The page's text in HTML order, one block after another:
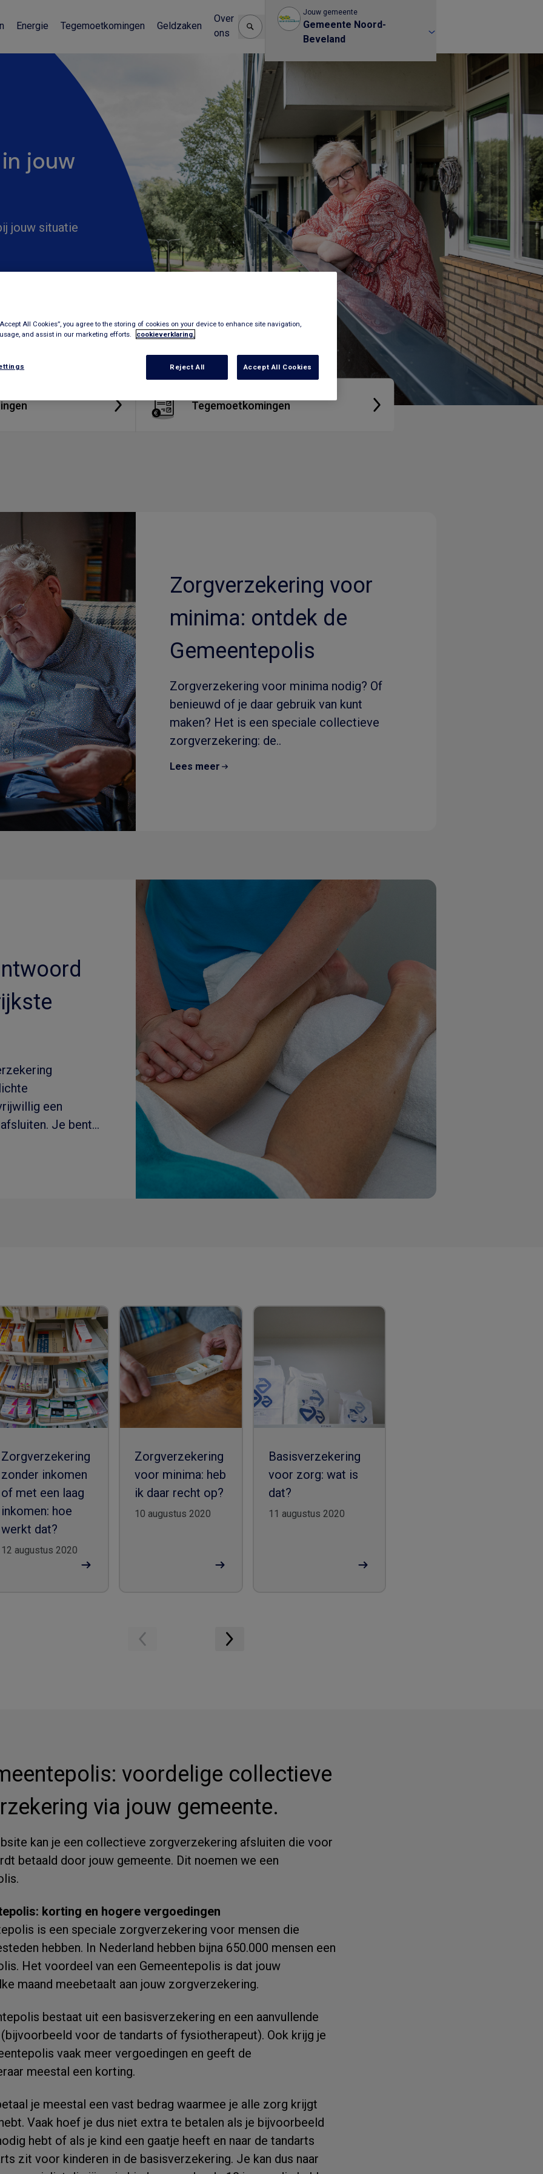
Energie Tegemoetkomingen Geldzaken
Over
ons
Jouw gemeente
Gemeente Noord-
Beveland
jouw
jouw situatie
Tegemoetkomingen
Zorgverzekering voor
minima: ontdek de
Gemeentepolis
Zorgverzekering voor minima nodig? Of
benieuwd of je daar gebruik van kunt
maken? Het is een speciale collectieve
zorgverzekering: de..
Lees meer
een
Je bent
Zorgverzekering
zonder inkomen
of met een laag
inkomen: hoe
werkt dat?
12 augustus 2020
Zorgverzekering
voor minima: heb
ik daar recht op?
10 augustus 2020
Basisverzekering
voor zorg: wat is
dat?
11 augustus 2020
voordelige collectieve
via jouw gemeente.
kan je een collectieve zorgverzekering afsluiten die voor
betaald door jouw gemeente. Dit noemen we een
korting en hogere vergoedingen
is een speciale zorgverzekering voor mensen die
hebben. In Nederland hebben bijna 650.000 mensen een
Het voordeel van een Gemeentepolis is dat jouw
maand meebetaalt aan jouw zorgverzekering.
bestaat uit een basisverzekering en een aanvullende
voor de tandarts of fysiotherapeut). Ook krijg je
vaak meer vergoedingen en geeft de
meestal een korting.
je meestal een vast bedrag waarmee je alle zorg krijgt
Vaak hoef je dus niet extra te betalen als je bijvoorbeeld
hebt of als je kind een gaatje heeft en naar de tandarts
zit voor kinderen in de basisverzekering. Je kan dus naar
All Cookies”, you agree to the storing of cookies on your device to enhance site navigation,
and assist in our marketing efforts.
cookieverklaring.
Reject All Accept All Cookies